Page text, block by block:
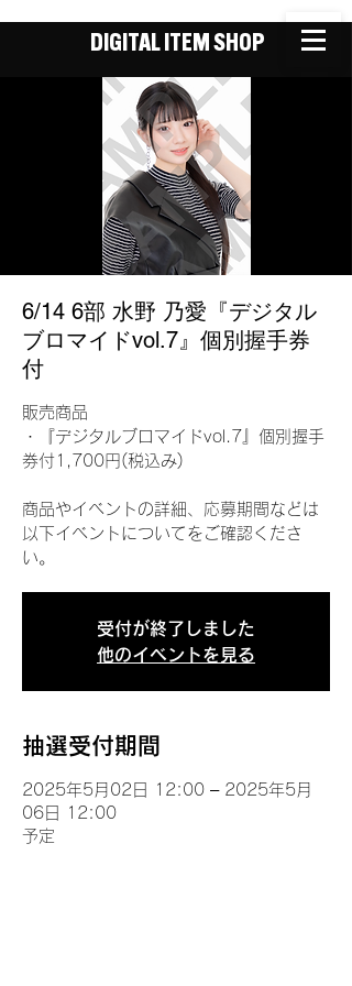
DIGITAL ITEM SHOP
6/14 6部 水野 乃愛『デジタル
ブロマイドvol.7』個別握手券
付
販売商品
・『デジタルブロマイドvol.7』個別握手
券付1,700円(税込み)
商品やイベントの詳細、応募期間などは
以下イベントについてをご確認くださ
い。
受付が終了しました
他のイベントを見る
抽選受付期間
2025年5月02日 12:00 – 2025年5月
06日 12:00
予定